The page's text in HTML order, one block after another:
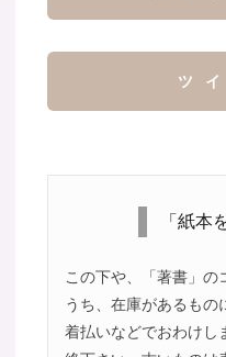
ツ
「紙本
この下や、「著書」の
うち、在庫があるもの
着払いなどでおわけし